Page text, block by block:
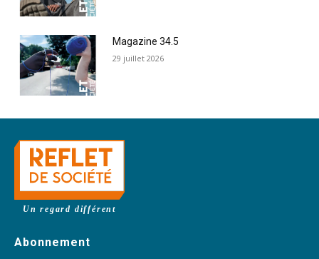
Magazine 34.5
29 juillet 2026
Un regard différent
Abonnement